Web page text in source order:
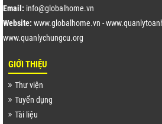
Email: info@globalhome.vn
Website: www.globalhome.vn -
www.quanlychungcu.org
GIỚI THIỆU
Thư viện
Tuyển dụng
Tài liệu